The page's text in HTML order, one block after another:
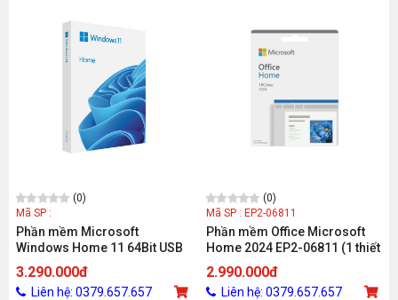
(0)
Mã SP :
Phần mềm Microsoft
Windows Home 11 64Bit USB
HAJ-00090
3.290.000đ
Liên hệ: 0379.657.657
(0)
Mã SP : EP2-06811
Phần mềm Office Microsoft
Home 2024 EP2-06811 (1 thiết
bị/ Vĩnh viễn)
2.990.000đ
Liên hệ: 0379.657.657